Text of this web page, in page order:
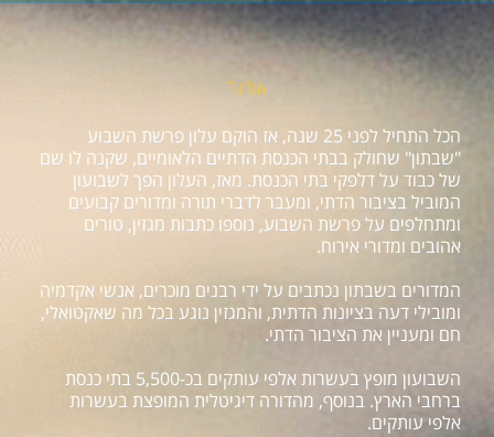
אודות
הכל התחיל לפני 25 שנה, אז הוקם עלון פרשת השבוע
"שבתון" שחולק בבתי הכנסת הדתיים הלאומיים, שקנה לו שם
של כבוד על דלפקי בתי הכנסת. מאז, העלון הפך לשבועון
המוביל בציבור הדתי, ומעבר לדברי תורה ומדורים קבועים
ומתחלפים על פרשת השבוע, נוספו כתבות מגזין, טורים
אהובים ומדורי אירוח.
המדורים בשבתון נכתבים על ידי רבנים מוכרים, אנשי אקדמיה
ומובילי דעה בציונות הדתית, והמגזין נוגע בכל מה שאקטואלי,
חם ומעניין את הציבור הדתי.
השבועון מופץ בעשרות אלפי עותקים בכ-5,500 בתי כנסת
ברחבי הארץ. בנוסף, מהדורה דיגיטלית המופצת בעשרות
אלפי עותקים.